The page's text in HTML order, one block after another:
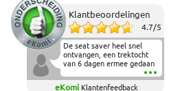
Klantbeoordelingen
4.7/5
De seat saver heel snel
ontvangen, een trektocht
van 6 dagen ermee gedaan
en deze heeft de beproeving
fantastisch doorstaan.
eKomi Klantenfeedback